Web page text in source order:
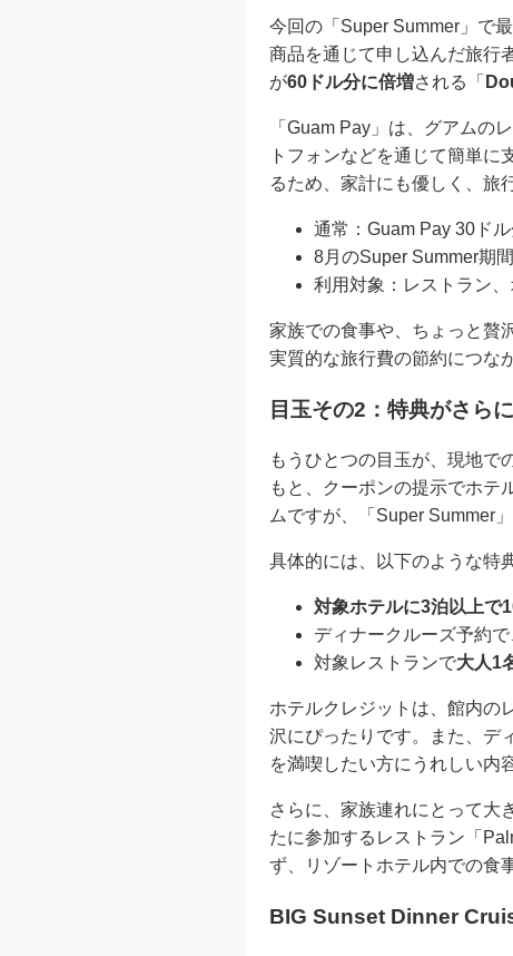
今回の「Super Summer」で
商品を通じて申し込んだ旅行
が60ドル分に倍増される「
「Guam Pay」は、グアムの
トフォンなどを通じて簡単
るため、家計にも優しく、旅
通常：Guam Pay 30ド
8月のSuper Summer期間
利用対象：レストラン
家族での食事や、ちょっと贅
実質的な旅行費の節約につな
目玉その2：特典がさら
もうひとつの目玉が、現地で
もと、クーポンの提示でホテ
ムですが、「Super Summer
具体的には、以下のような特
対象ホテルに3泊以上で
ディナークルーズ予約
対象レストランで大人1
ホテルクレジットは、館内の
沢にぴったりです。また、デ
を満喫したい方にうれしい内
さらに、家族連れにとって大
たに参加するレストラン「
ず、リゾートホテル内での食
BIG Sunset Dinner